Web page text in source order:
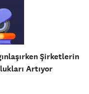
Şirketlerin
Artıyor